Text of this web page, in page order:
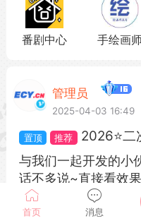
首页 消息
番剧中心 手绘画
管理员
2025-04-03 16:49
2026⭐二
与我们一起开发的小
话不多说~直接看效
与我们一起开发属于
全站免费~为爱发电~